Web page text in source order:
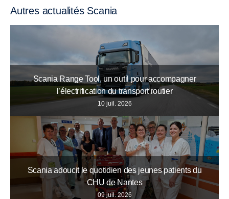
Autres actualités Scania
Scania Range Tool, un outil pour accompagner
l’électrification du transport routier
10 juil. 2026
Scania adoucit le quotidien des jeunes patients du
CHU de Nantes
09 juil. 2026